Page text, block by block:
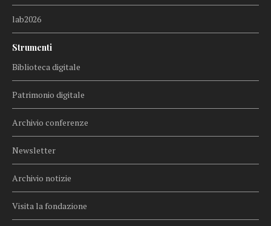
lab2026
Strumenti
Biblioteca digitale
Patrimonio digitale
Archivio conferenze
Newsletter
Archivio notizie
Visita la fondazione